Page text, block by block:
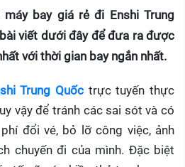
bay giá rẻ đi Enshi Trung
viết dưới đây để đưa ra được
với thời gian bay ngắn nhất.
Trung Quốctrực tuyến thực
vậy để tránh các sai sót và có
đổi vé, bỏ lỡ công việc, ảnh
chuyến đi của mình. Đặc biệt